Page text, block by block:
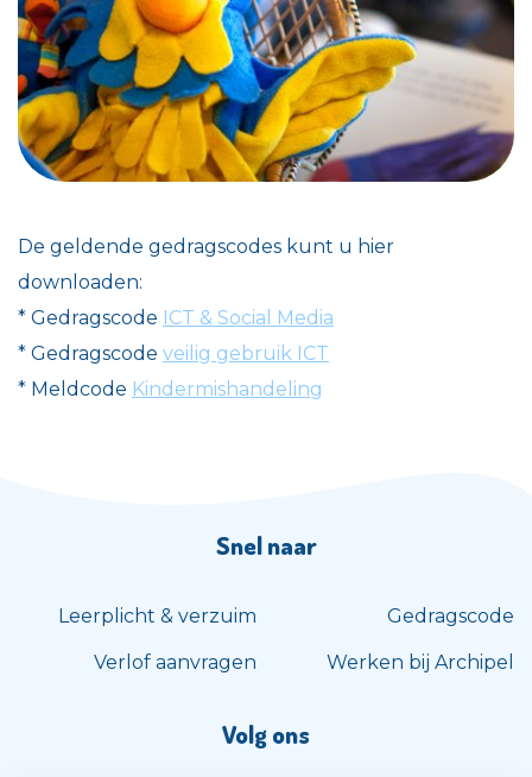
De geldende gedragscodes kunt u hier
downloaden:
* Gedragscode ICT & Social Media
* Gedragscode veilig gebruik ICT
* Meldcode Kindermishandeling
Snel naar
Leerplicht & verzuim
Verlof aanvragen
Gedragscode
Werken bij Archipel
Volg ons